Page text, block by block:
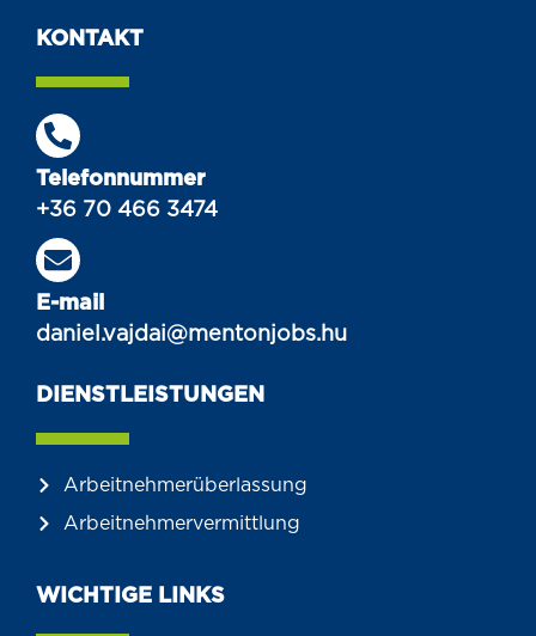
KONTAKT
Telefonnummer
+36 70 466 3474
E-mail
daniel.vajdai@mentonjobs.hu
DIENSTLEISTUNGEN
Arbeitnehmerüberlassung
Arbeitnehmervermittlung
WICHTIGE LINKS